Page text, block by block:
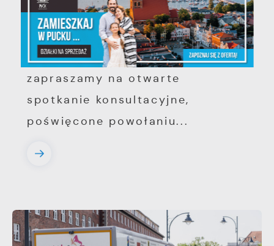
województwie pomorskim
Szanowni Państwo, serdecznie
zapraszamy na otwarte
spotkanie konsultacyjne,
poświęcone powołaniu...